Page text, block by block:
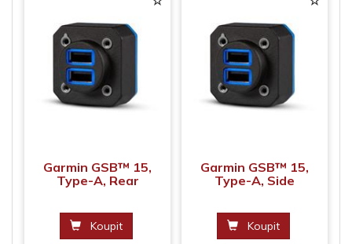
Garmin GSB™ 15,
Type-A, Rear
Koupit
Garmin GSB™ 15,
Type-A, Side
Koupit